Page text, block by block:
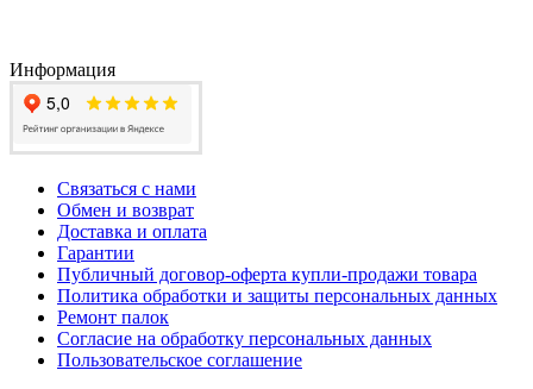
Информация
Связаться с нами
Обмен и возврат
Доставка и оплата
Гарантии
Публичный договор-оферта купли-продажи товара
Политика обработки и защиты персональных данных
Ремонт палок
Согласие на обработку персональных данных
Пользовательское соглашение